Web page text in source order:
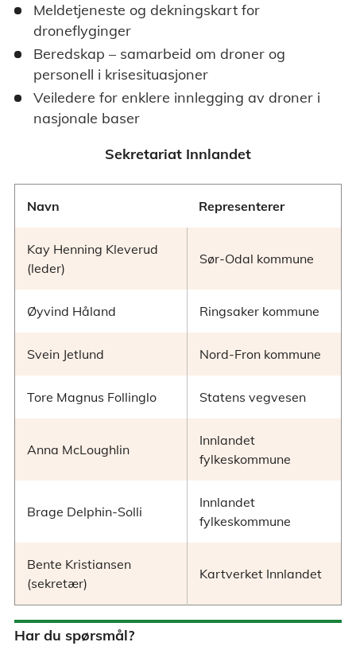
Meldetjeneste og dekningskart for
droneflyginger
Beredskap – samarbeid om droner og
personell i krisesituasjoner
Veiledere for enklere innlegging av droner i
nasjonale baser
Sekretariat Innlandet
Navn Representerer
Kay Henning Kleverud
(leder)
Sør-Odal kommune
Øyvind Håland Ringsaker kommune
Svein Jetlund Nord-Fron kommune
Tore Magnus Follinglo Statens vegvesen
Anna McLoughlin
Innlandet
fylkeskommune
Brage Delphin-Solli
Innlandet
fylkeskommune
Bente Kristiansen
(sekretær)
Kartverket Innlandet
Har du spørsmål?